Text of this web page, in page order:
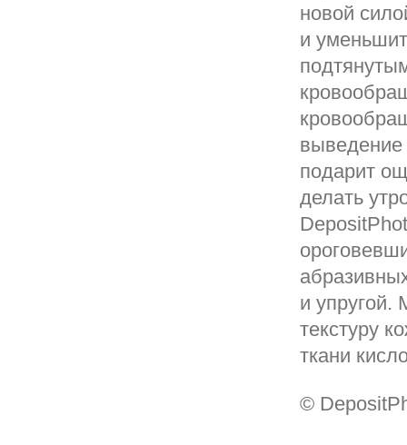
новой
и
выведение
подарит
делать
и упругой.
текстуру
ткани
©